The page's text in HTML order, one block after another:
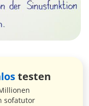
testen
sofatutor